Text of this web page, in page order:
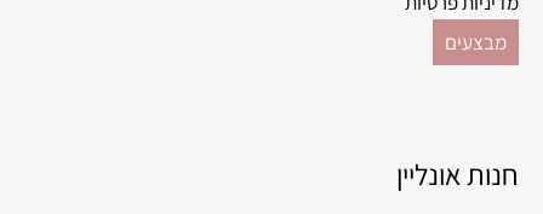
מבצעים
חנות אונליין